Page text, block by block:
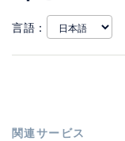
言語：
関連サービス